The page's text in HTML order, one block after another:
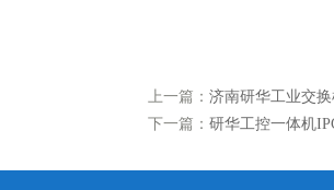
上一篇： 济南研华工业交
下一篇： 研华工控一体机